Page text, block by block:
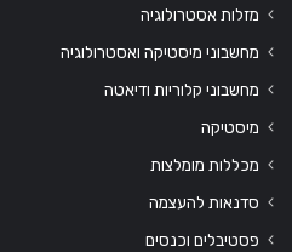
מזלות אסטרולוגיה
מחשבוני מיסטיקה ואסטרולוגיה
מחשבוני קלוריות ודיאטה
מיסטיקה
מכללות מומלצות
סדנאות להעצמה
פסטיבלים וכנסים